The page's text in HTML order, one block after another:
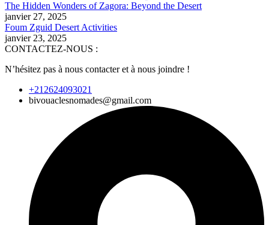
The Hidden Wonders of Zagora: Beyond the Desert
janvier 27, 2025
Foum Zguid Desert Activities
janvier 23, 2025
CONTACTEZ-NOUS :
N’hésitez pas à nous contacter et à nous joindre !
+212624093021
bivouaclesnomades@gmail.com